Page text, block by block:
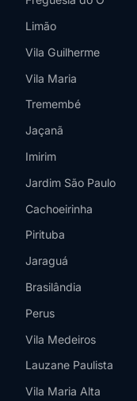
Limão
Vila Guilherme
Vila Maria
Tremembé
Jaçanã
Imirim
Jardim São Paulo
Cachoeirinha
Pirituba
Jaraguá
Brasilândia
Perus
Vila Medeiros
Lauzane Paulista
Vila Maria Alta